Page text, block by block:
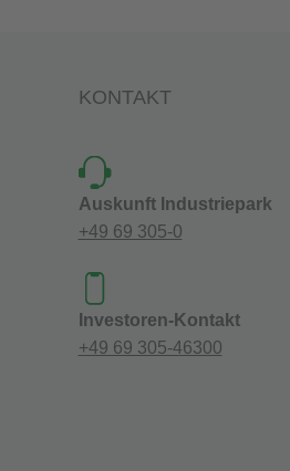
KONTAKT
Auskunft Industriepark
+49 69 305-0
Investoren-Kontakt
+49 69 305-46300